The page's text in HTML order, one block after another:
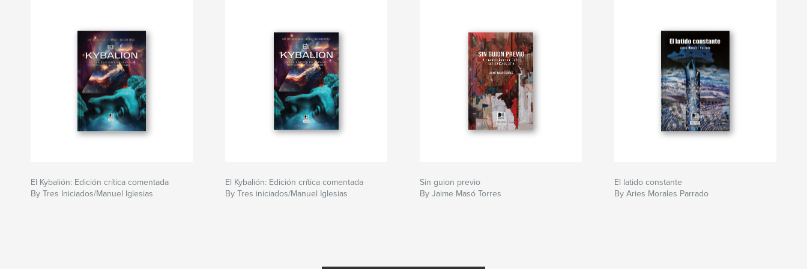
Author website
https://brightstarsmedia.com/es/producto/cronicas-del-naufragio/
El Kybalión: Edición crítica comentada
By Tres Iniciados/Manuel Iglesias
El Kybalión: Edición crítica comentada
By Tres iniciados/Manuel Iglesias
Sin guion previo
By Jaime Masó Torres
El latido constante
By Aries Morales Parrado